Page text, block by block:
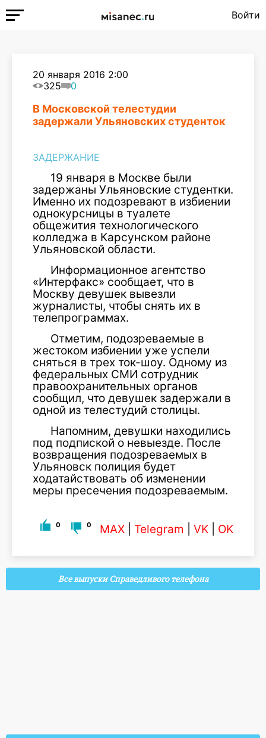
Войти
20 января 2016 2:00
325
0
В Московской телестудии
задержали Ульяновских студенток
ЗАДЕРЖАНИЕ
19 января в Москве были
задержаны Ульяновские студентки.
Именно их подозревают в избиении
однокурсницы в туалете
общежития технологического
колледжа в Карсунском районе
Ульяновской области.
Информационное агентство
«Интерфакс» сообщает, что в
Москву девушек вывезли
журналисты, чтобы снять их в
телепрограммах.
Отметим, подозреваемые в
жестоком избиении уже успели
сняться в трех ток-шоу. Одному из
федеральных СМИ сотрудник
правоохранительных органов
сообщил, что девушек задержали в
одной из телестудий столицы.
Напомним, девушки находились
под подпиской о невыезде. После
возвращения подозреваемых в
Ульяновск полиция будет
ходатайствовать об изменении
меры пресечения подозреваемым.
0 0 MAX Telegram VK OK
Все выпуски Справедливого телефона